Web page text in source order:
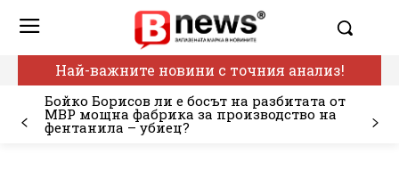
Най-важните новини с точния анализ!
Бойко Борисов ли е босът на разбитата от
МВР мощна фабрика за производство на
фентанила – убиец?